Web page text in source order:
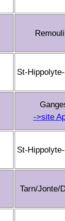
St-
->site
St-
Tarn/Jonte/